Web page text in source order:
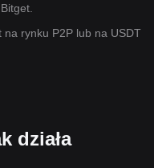
rynku P2P lub na USDT
działa